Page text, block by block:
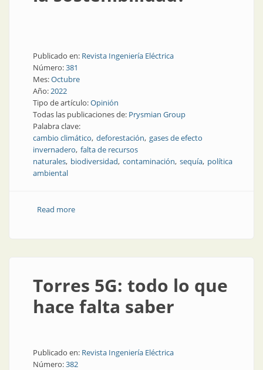
Publicado en: Revista Ingeniería Eléctrica
Número:381
Mes:Octubre
Año:2022
Tipo de artículo:Opinión
Todas las publicaciones de: Prysmian Group
Palabra clave:
cambio climático deforestación gases de efecto
invernadero falta de recursos
naturales biodiversidad contaminación sequía política
ambiental
Read moreabout ¿Cuáles son las grandes amenazas a la
Torres 5G: todo lo que
hace falta saber
Publicado en: Revista Ingeniería Eléctrica
Número:382